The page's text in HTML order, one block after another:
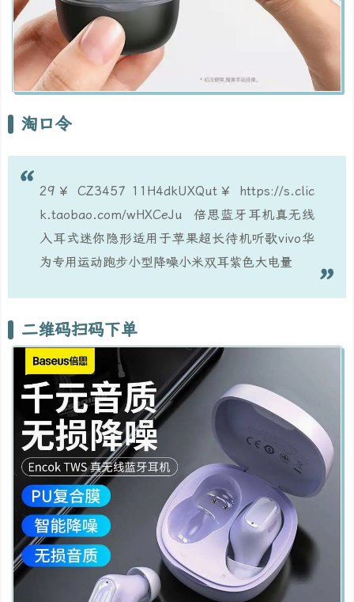
淘口令
29￥ CZ3457 11H4dkUXQut￥ https://s.clic
k.taobao.com/wHXCeJu 倍思蓝牙耳机真无线
入耳式迷你隐形适用于苹果超长待机听歌vivo华
为专用运动跑步小型降噪小米双耳紫色大电量
二维码扫码下单